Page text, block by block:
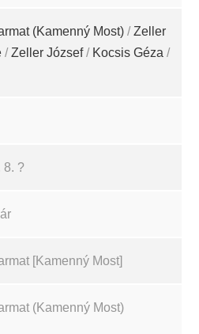
(Kamenný Most) /Zeller
/Zeller József/ Kocsis Géza /
8. ?
[Kamenný Most]
(Kamenný Most)